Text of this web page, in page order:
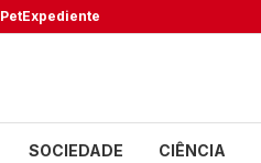
PetExpediente
SOCIEDADE CIÊNCIA